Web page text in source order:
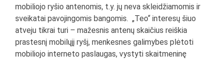
mobiliojo ryšio antenomis, t.y. jų neva skleidžiamomis ir
sveikatai pavojingomis bangomis. „Teo“ interesų šiuo
atveju tikrai turi – mažesnis antenų skaičius reiškia
prastesnį mobilųjį ryšį, menkesnes galimybes plėtoti
mobiliojo interneto paslaugas, vystyti skaitmeninę